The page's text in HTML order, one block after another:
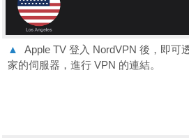
▲
Apple TV 登入 NordVPN 後，即可
家的伺服器，進行 VPN 的連結。